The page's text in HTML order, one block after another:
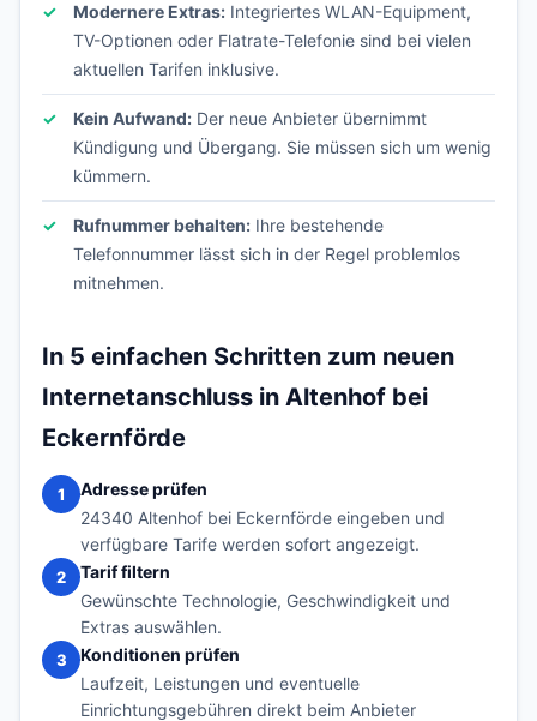
Modernere Extras: Integriertes WLAN-Equipment,
TV-Optionen oder Flatrate-Telefonie sind bei vielen
aktuellen Tarifen inklusive.
Kein Aufwand: Der neue Anbieter übernimmt
Kündigung und Übergang. Sie müssen sich um wenig
kümmern.
Rufnummer behalten: Ihre bestehende
Telefonnummer lässt sich in der Regel problemlos
mitnehmen.
In 5 einfachen Schritten zum neuen
Internetanschluss in Altenhof bei
Eckernförde
1
Adresse prüfen
24340 Altenhof bei Eckernförde eingeben und
verfügbare Tarife werden sofort angezeigt.
2
Tarif filtern
Gewünschte Technologie, Geschwindigkeit und
Extras auswählen.
3
Konditionen prüfen
Laufzeit, Leistungen und eventuelle
Einrichtungsgebühren direkt beim Anbieter